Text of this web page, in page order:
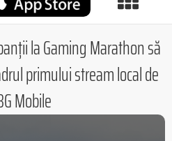
la Gaming Marathon să
primului stream local de
Mobile